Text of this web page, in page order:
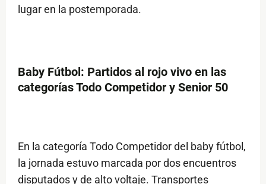
lugar en la postemporada.
Baby Fútbol: Partidos al rojo vivo en las
categorías Todo Competidor y Senior 50
En la categoría Todo Competidor del baby fútbol,
la jornada estuvo marcada por dos encuentros
disputados y de alto voltaje. Transportes